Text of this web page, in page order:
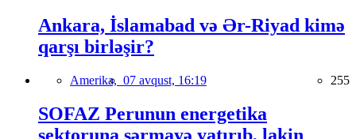
Ankara, İslamabad və Ər-Riyad kimə
qarşı birləşir?
Amerika, 07 avqust, 16:19 255
SOFAZ Perunun energetika